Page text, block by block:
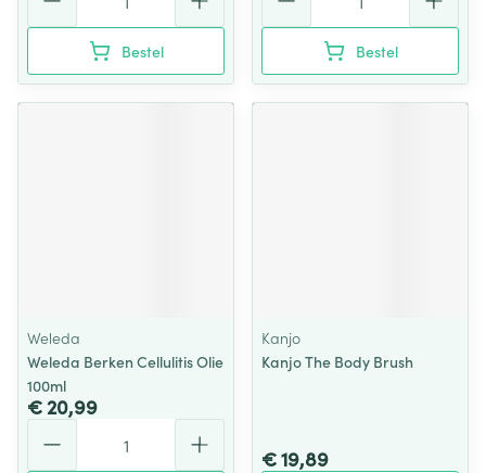
Bestel Bestel
Weleda
Weleda Berken Cellulitis Olie
100ml
€ 20,99
Kanjo
Kanjo The Body Brush
€ 19,89